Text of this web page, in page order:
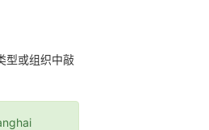
型或组织中敲